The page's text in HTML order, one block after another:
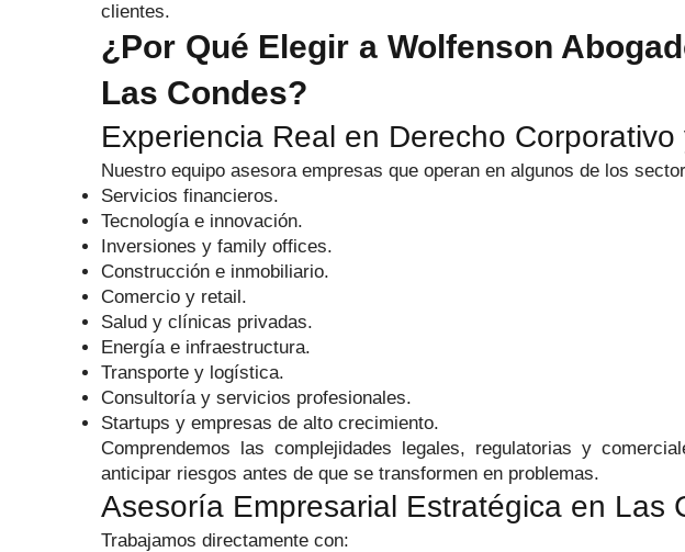
clientes.
¿Por Qué Elegir a Wolfenson
Las Condes?
Experiencia Real en Derecho Corporativo
Nuestro equipo asesora empresas que operan en algunos de los
Servicios financieros.
Tecnología e innovación.
Inversiones y family offices.
Construcción e inmobiliario.
Comercio y retail.
Salud y clínicas privadas.
Energía e infraestructura.
Transporte y logística.
Consultoría y servicios profesionales.
Startups y empresas de alto crecimiento.
Comprendemos las complejidades legales, regulatorias y
anticipar riesgos antes de que se transformen en problemas.
Asesoría Empresarial Estratégica en Las
Trabajamos directamente con: